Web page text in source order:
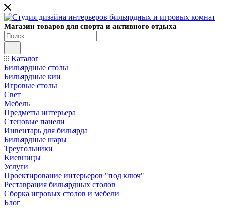
Магазин товаров для спорта и активного отдыха
Каталог
Бильярдные столы
Бильярдные кии
Игровые столы
Свет
Мебель
Предметы интерьера
Стеновые панели
Инвентарь для бильярда
Бильярдные шары
Треугольники
Киевницы
Услуги
Проектирование интерьеров "под ключ"
Реставрация бильярдных столов
Сборка игровых столов и мебели
Блог